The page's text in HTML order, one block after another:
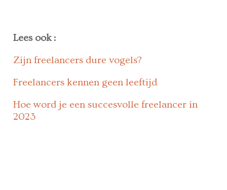
Lees ook :
Zijn freelancers dure vogels?
Freelancers kennen geen leeftijd
Hoe word je een succesvolle freelancer in
2023